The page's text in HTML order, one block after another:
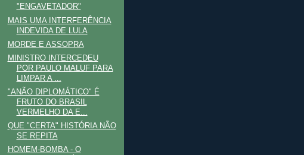
"ENGAVETADOR"
MAIS UMA INTERFERÊNCIA
INDEVIDA DE LULA
MORDE E ASSOPRA
MINISTRO INTERCEDEU
POR PAULO MALUF PARA
LIMPAR A ...
"ANÃO DIPLOMÁTICO" É
FRUTO DO BRASIL
VERMELHO DA E...
QUE "CERTA" HISTÓRIA NÃO
SE REPITA
HOMEM-BOMBA - O